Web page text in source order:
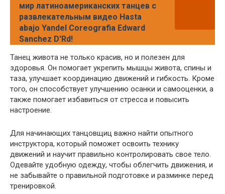
мир латиноамериканских танцев с
развлекательным видео Hasta
abajo Yandel Coreografia Edward
Sanchez D'Rd!
Танец живота не только красив, но и полезен для
здоровья. Он помогает укрепить мышцы живота, спины и
таза, улучшает координацию движений и гибкость. Кроме
того, он способствует улучшению осанки и самооценки, а
также помогает избавиться от стресса и повысить
настроение.
Для начинающих танцовщиц важно найти опытного
инструктора, который поможет освоить технику
движений и научит правильно контролировать свое тело.
Одевайте удобную одежду, чтобы облегчить движения, и
не забывайте о правильной подготовке и разминке перед
тренировкой.